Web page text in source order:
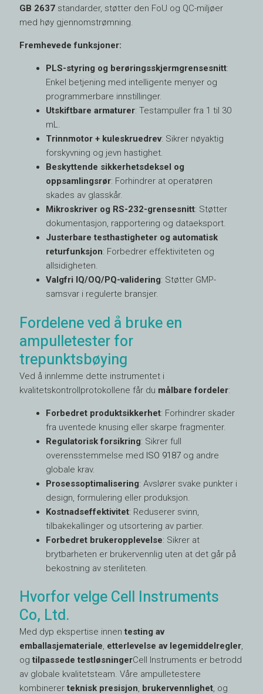
GB 2637 standarder, støtter den FoU og QC-miljøer
med høy gjennomstrømning.
Fremhevede funksjoner:
PLS-styring og berøringsskjermgrensesnitt:
Enkel betjening med intelligente menyer og
programmerbare innstillinger.
Utskiftbare armaturer: Testampuller fra 1 til 30
mL.
Trinnmotor + kuleskruedrev: Sikrer nøyaktig
forskyvning og jevn hastighet.
Beskyttende sikkerhetsdeksel og
oppsamlingsrør: Forhindrer at operatøren
skades av glasskår.
Mikroskriver og RS-232-grensesnitt: Støtter
dokumentasjon, rapportering og dataeksport.
Justerbare testhastigheter og automatisk
returfunksjon: Forbedrer effektiviteten og
allsidigheten.
Valgfri IQ/OQ/PQ-validering: Støtter GMP-
samsvar i regulerte bransjer.
Fordelene ved å bruke en
ampulletester for
trepunktsbøying
Ved å innlemme dette instrumentet i
kvalitetskontrollprotokollene får du målbare fordeler:
Forbedret produktsikkerhet: Forhindrer skader
fra uventede knusing eller skarpe fragmenter.
Regulatorisk forsikring: Sikrer full
overensstemmelse med ISO 9187 og andre
globale krav.
Prosessoptimalisering: Avslører svake punkter i
design, formulering eller produksjon.
Kostnadseffektivitet: Reduserer svinn,
tilbakekallinger og utsortering av partier.
Forbedret brukeropplevelse: Sikrer at
brytbarheten er brukervennlig uten at det går på
bekostning av steriliteten.
Hvorfor velge Cell Instruments
Co, Ltd.
Med dyp ekspertise innentesting av
emballasjemateriale, etterlevelse av legemiddelregler,
ogtilpassede testløsningerCell Instruments er betrodd
av globale kvalitetsteam. Våre ampulletestere
kombinererteknisk presisjon, brukervennlighet, og